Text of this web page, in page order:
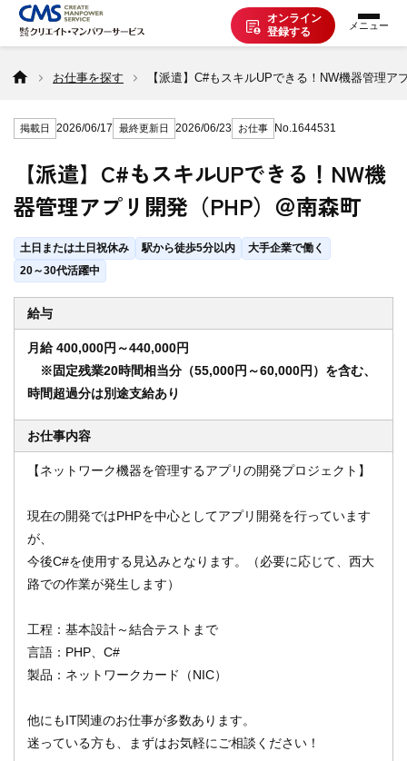
オンライン
登録する
お仕事を探す
派遣で働く
登録の流れ
派遣の知識
企業の方へ
CMSについて
オンライン登録する お問い合わせ
閉じる
お仕事を探す 【派遣】C#もスキルUPできる！NW機器管理ア
掲載日 2026/06/17 最終更新日 2026/06/23 お仕事 No.1644531
【派遣】C#もスキルUPできる！NW機
器管理アプリ開発（PHP）＠南森町
土日または土日祝休み 駅から徒歩5分以内
大手企業で働く
20～30代活躍中
給与
月給 400,000円～440,000円
※固定残業20時間相当分（55,000円～60,000円）を含む、
時間超過分は別途支給あり
お仕事内容
【ネットワーク機器を管理するアプリの開発プロジェクト】
現在の開発ではPHPを中心としてアプリ開発を行っています
が、
今後C#を使用する見込みとなります。（必要に応じて、西大
路での作業が発生します）
工程：基本設計～結合テストまで
言語：PHP、C#
製品：ネットワークカード（NIC）
他にもIT関連のお仕事が多数あります。
迷っている方も、まずはお気軽にご相談ください！